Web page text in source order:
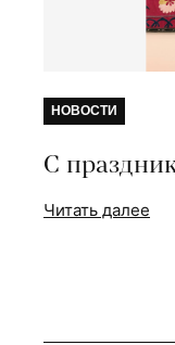
НОВОСТИ
С
Читать далее